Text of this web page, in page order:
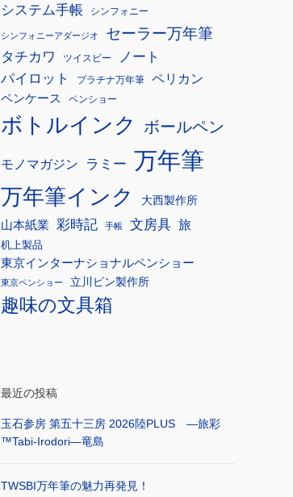
システム手帳 シンフォニー
シンフォニーアダージオ セーラー万年筆
タチカワ ツイスビー
ノート
パイロット
プラチナ万年筆 ペリカン
ペンケース ペンショー
ボトルインク ボールペン
モノマガジン ラミー 万年筆
万年筆インク
大西製作所
山本紙業
彩時記 手帳 文房具 旅
机上製品
東京インターナショナルペンショー
東京ペンショー 立川ピン製作所
趣味の文具箱
最近の投稿
玉石参房 第五十三房 2026陸PLUS ―旅彩
™Tabi-Irodori―竜島
TWSBI万年筆の魅力再発見！